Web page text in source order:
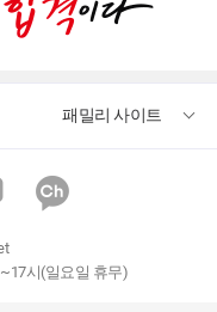
패밀리 사이트
시(일요일 휴무)